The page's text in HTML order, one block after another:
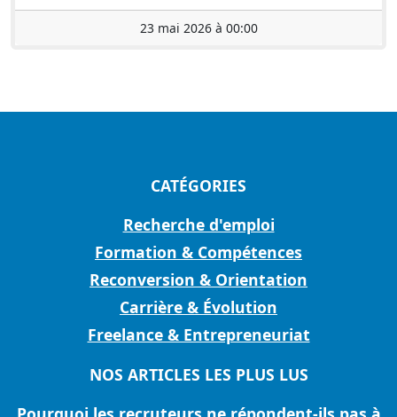
23 mai 2026 à 00:00
CATÉGORIES
Recherche d'emploi
Formation & Compétences
Reconversion & Orientation
Carrière & Évolution
Freelance & Entrepreneuriat
NOS ARTICLES LES PLUS LUS